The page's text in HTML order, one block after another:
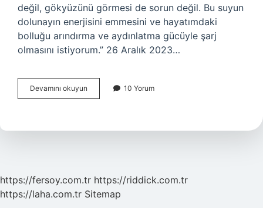
değil, gökyüzünü görmesi de sorun değil. Bu suyun
dolunayın enerjisini emmesini ve hayatımdaki
bolluğu arındırma ve aydınlatma gücüyle şarj
olmasını istiyorum.” 26 Aralık 2023…
Devamını okuyun Dolunay
Suyu
Yapılır
10 Yorum
https://fersoy.com.tr https://riddick.com.tr
https://laha.com.tr Sitemap